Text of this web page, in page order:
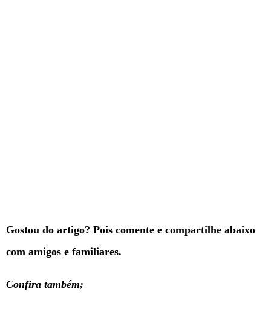
Gostou do artigo? Pois comente e compartilhe abaixo
com amigos e familiares.
Confira também;